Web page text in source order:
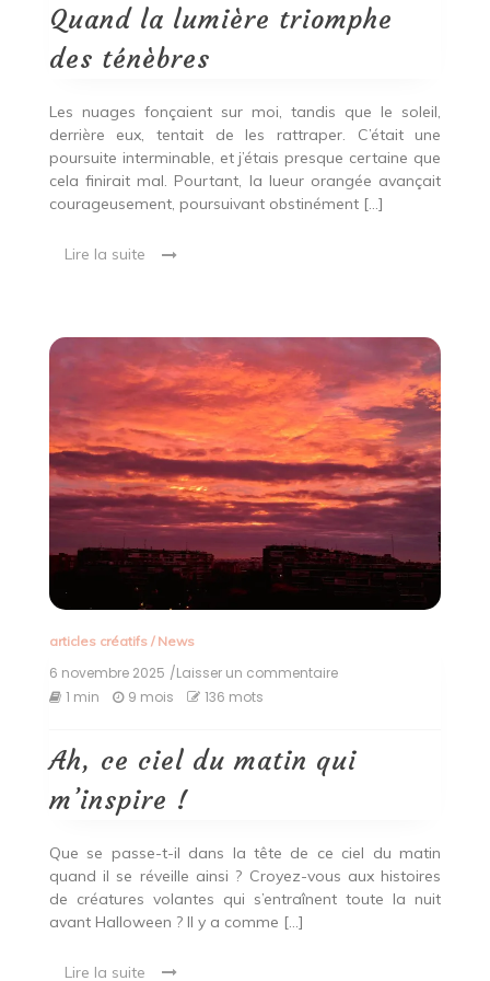
triomphe
des
Quand la lumière triomphe
des ténèbres
Les nuages ​​fonçaient sur moi, tandis que le soleil,
derrière eux, tentait de les rattraper. C’était une
poursuite interminable, et j’étais presque certaine que
cela finirait mal. Pourtant, la lueur orangée avançait
courageusement, poursuivant obstinément […]
Lire la suite
articles créatifs/ News
6 novembre 2025 /Laisser un commentaireon
du
matin
1 min 9 mois 136 mots
Ah, ce ciel du matin qui
m’inspire !
Que se passe-t-il dans la tête de ce ciel du matin
quand il se réveille ainsi ? Croyez-vous aux histoires
de créatures volantes qui s’entraînent toute la nuit
avant Halloween ? Il y a comme […]
Lire la suite